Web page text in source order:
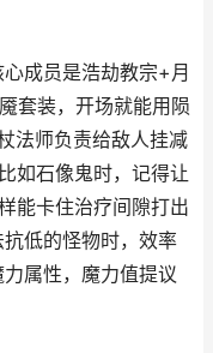
成员是浩劫教宗+月
套装，开场就能用陨
法师负责给敌人挂减
如石像鬼时，记得让
能卡住治疗间隙打出
低的怪物时，效率
属性，魔力值提议